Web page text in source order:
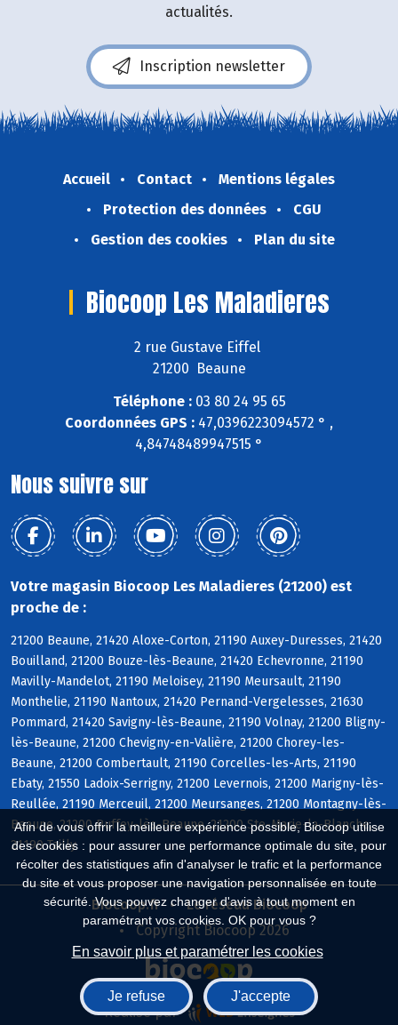
Afin de vous offrir la meilleure expérience possible, Biocoop utilise
des cookies : pour assurer une performance optimale du site, pour
récolter des statistiques afin d'analyser le trafic et la performance
du site et vous proposer une navigation personnalisée en toute
sécurité. Vous pouvez changer d'avis à tout moment en
paramétrant vos cookies. OK pour vous ?
En savoir plus et paramétrer les cookies
Je refuse J'accepte
actualités.
Inscription newsletter
Accueil Contact
Mentions légales
Protection des données
CGU
Gestion des cookies
Plan du site
Biocoop Les Maladieres
2 rue Gustave Eiffel
21200 Beaune
Téléphone :03 80 24 95 65
Coordonnées GPS : 47,0396223094572 ° ,
4,84748489947515 °
Nous suivre sur
Votre magasin Biocoop Les Maladieres (21200) est
proche de :
21200 Beaune, 21420 Aloxe-Corton, 21190 Auxey-Duresses, 21420
Bouilland, 21200 Bouze-lès-Beaune, 21420 Echevronne, 21190
Mavilly-Mandelot, 21190 Meloisey, 21190 Meursault, 21190
Monthelie, 21190 Nantoux, 21420 Pernand-Vergelesses, 21630
Pommard, 21420 Savigny-lès-Beaune, 21190 Volnay, 21200 Bligny-
lès-Beaune, 21200 Chevigny-en-Valière, 21200 Chorey-les-
Beaune, 21200 Combertault, 21190 Corcelles-les-Arts, 21190
Ebaty, 21550 Ladoix-Serrigny, 21200 Levernois, 21200 Marigny-lès-
Reullée, 21190 Merceuil, 21200 Meursanges, 21200 Montagny-lès-
Beaune, 21200 Ruffey-lès-Beaune, 21200 Ste-Marie-la-Blanche,
21190 Tailly
Biocoop.fr
Le réseau Biocoop
Copyright Biocoop 2026
Réalisé par